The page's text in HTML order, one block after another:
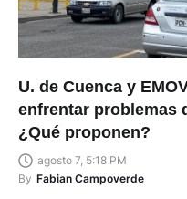
U. de Cuenca y
enfrentar problemas
¿Qué proponen?
agosto 7, 5:18 PM
By Fabian Campoverde